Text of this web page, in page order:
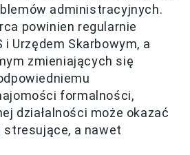
administracyjnych.
powinien regularnie
i Urzędem Skarbowym, a
zmieniających się
formalności,
działalności może okazać
stresujące, a nawet